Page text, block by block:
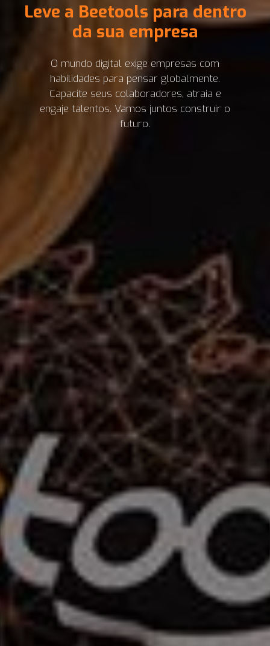
Leve a Beetools para dentro
da sua empresa
O mundo digital exige empresas com
habilidades para pensar globalmente.
Capacite seus colaboradores, atraia e
engaje talentos. Vamos juntos construir o
futuro.